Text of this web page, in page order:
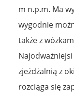
m n.p.m. Ma
wygodnie
także z
zjeżdżalnią z
rozciąga się